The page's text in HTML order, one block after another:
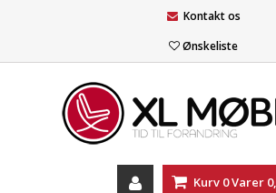
Kontakt os
Ønskeliste
Kurv 0Varer